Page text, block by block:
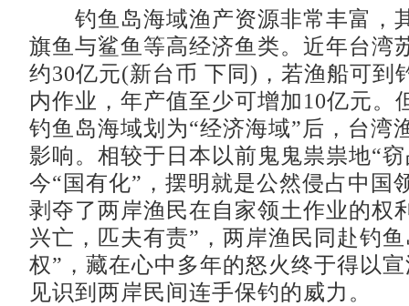
钓鱼岛海域渔产资源非常丰富，
旗鱼与鲨鱼等高经济鱼类。近年台湾
约30亿元(新台币 下同)，若渔船可到
内作业，年产值至少可增加10亿元。
钓鱼岛海域划为“经济海域”后，台湾
影响。相较于日本以前鬼鬼祟祟地“
今“国有化”，摆明就是公然侵占中国
剥夺了两岸渔民在自家领土作业的权
兴亡，匹夫有责”，两岸渔民同赴钓
权”，藏在心中多年的怒火终于得以
见识到两岸民间连手保钓的威力